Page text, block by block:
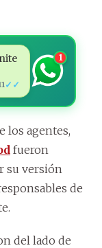
✓✓
1
los agentes,
fueron
su versión
de
del lado de